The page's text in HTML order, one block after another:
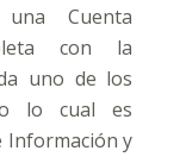
Cuenta
con la
uno de los
lo cual es
Información y